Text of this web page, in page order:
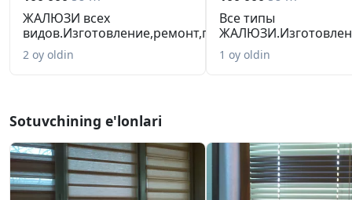
ЖАЛЮЗИ всех
видов.Изготовление,ремонт,переделка
ра...
2 oy oldin
Все типы
разм...
1 oy oldin
Sotuvchining e'lonlari